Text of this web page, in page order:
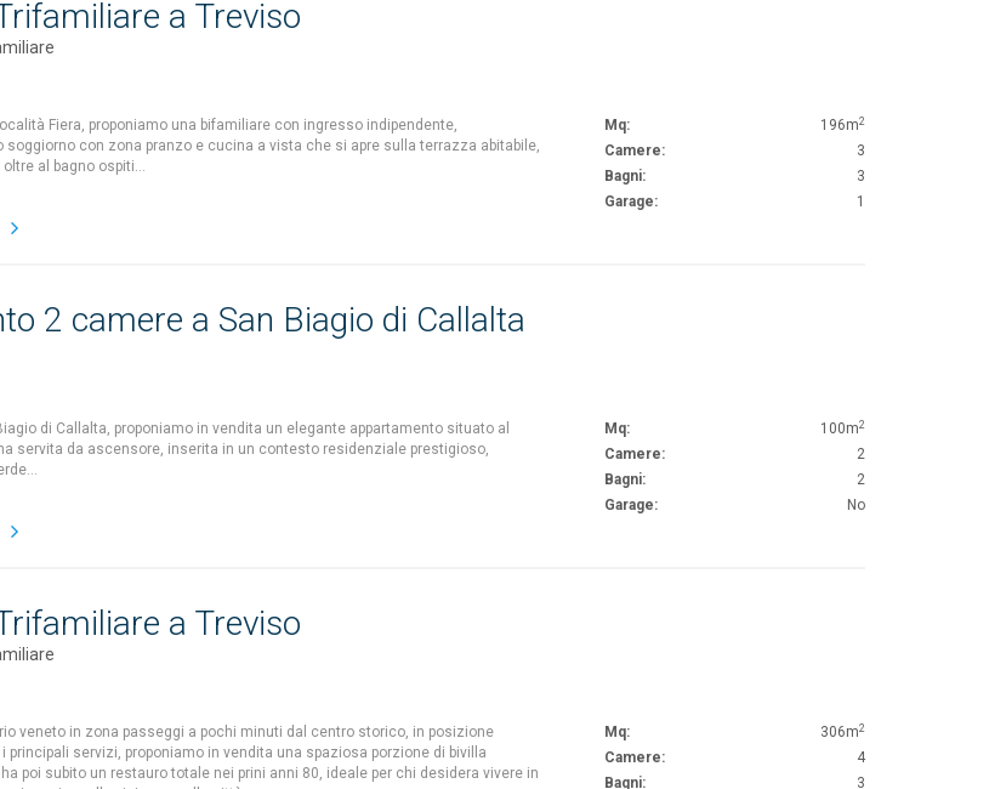
a Treviso
Fiera, proponiamo una bifamiliare con ingresso indipendente,
con zona pranzo e cucina a vista che si apre sulla terrazza abitabile,
al bagno ospiti…
Mq: 196m2
Camere:
3
Bagni:
3
Garage:
1
2 camere a San Biagio di Callalta
di Callalta, proponiamo in vendita un elegante appartamento situato al
servita da ascensore, inserita in un contesto residenziale prestigioso,
Mq: 100m2
Camere:
2
Bagni:
2
Garage:
No
a Treviso
veneto in zona passeggi a pochi minuti dal centro storico, in posizione
principali servizi, proponiamo in vendita una spaziosa porzione di bivilla
poi subito un restauro totale nei prini anni 80, ideale per chi desidera vivere in
Mq: 306m2
Camere:
4
Bagni:
3